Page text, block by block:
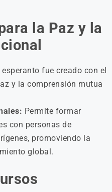
la Paz y la
esperanto fue creado con el
y la comprensión mutua
Permite formar
con personas de
promoviendo la
global.